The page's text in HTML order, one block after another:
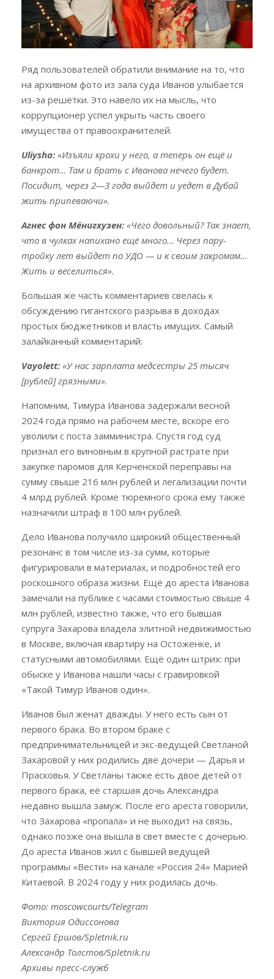
Ряд пользователей обратили внимание на то, что
на архивном фото из зала суда Иванов улыбается
из-за решётки. Это навело их на мысль, что
коррупционер успел укрыть часть своего
имущества от правоохранителей.
Uliysha: «Изъяли крохи у него, а теперь он ещё и
банкрот… Там и брать с Иванова нечего будет.
Посидит, через 2—3 года выйдет и уедет в Дубай
жить припеваючи».
Агнес фон Мёнигхузен: «Чего довольный? Так знает,
что в чулках напихано ещё много… Через пару-
тройку лет выйдет по УДО — и к своим закромам…
Жить и веселиться».
Большая же часть комментариев свелась к
обсуждению гигантского разрыва в доходах
простых бюджетников и власть имущих. Самый
залайканный комментарий:
Vayolett: «У нас зарплата медсестры 25 тысяч
[рублей] грязными».
Напомним, Тимура Иванова задержали весной
2024 года прямо на рабочем месте, вскоре его
уволили с поста замминистра. Спустя год суд
признал его виновным в крупной растрате при
закупке паромов для Керченской переправы на
сумму свыше 216 млн рублей и легализации почти
4 млрд рублей. Кроме тюремного срока ему также
назначили штраф в 100 млн рублей.
Дело Иванова получило широкий общественный
резонанс в том числе из-за сумм, которые
фигурировали в материалах, и подробностей его
роскошного образа жизни. Ещё до ареста Иванова
замечали на публике с часами стоимостью свыше 4
млн рублей, известно также, что его бывшая
супруга Захарова владела элитной недвижимостью
в Москве, включая квартиру на Остоженке, и
статусными автомобилями. Ещё один штрих: при
обыске у Иванова нашли часы с гравировкой
«Такой Тимур Иванов один».
Иванов был женат дважды. У него есть сын от
первого брака. Во втором браке с
предпринимательницей и экс-ведущей Светланой
Захаровой у них родились две дочери — Дарья и
Прасковья. У Светланы также есть двое детей от
первого брака, её старшая дочь Александра
недавно вышла замуж. После его ареста говорили,
что Захарова «пропала» и не выходит на связь,
однако позже она вышла в свет вместе с дочерью.
До ареста Иванов жил с бывшей ведущей
программы «Вести» на канале «Россия 24» Марией
Китаевой. В 2024 году у них родилась дочь.
Фото: moscowcourts/Telegram
Виктория Одиссонова
Сергей Ершов/Spletnik.ru
Александр Толстов/Spletnik.ru
Архивы пресс-служб